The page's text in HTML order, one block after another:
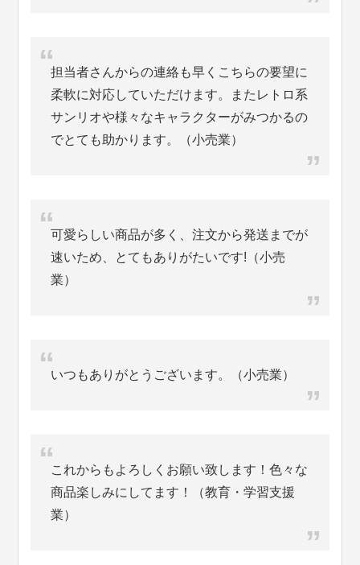
担当者さんからの連絡も早くこちらの要望に
柔軟に対応していただけます。またレトロ系
サンリオや様々なキャラクターがみつかるの
でとても助かります。（小売業）
可愛らしい商品が多く、注文から発送までが
速いため、とてもありがたいです!（小売
業）
いつもありがとうございます。（小売業）
これからもよろしくお願い致します！色々な
商品楽しみにしてます！（教育・学習支援
業）